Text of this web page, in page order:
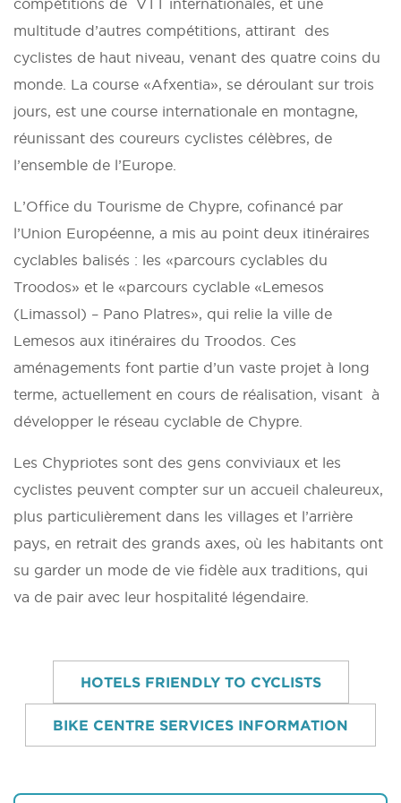
compétitions de VTT internationales, et une
multitude d’autres compétitions, attirant des
cyclistes de haut niveau, venant des quatre coins du
monde. La course «Afxentia», se déroulant sur trois
jours, est une course internationale en montagne,
réunissant des coureurs cyclistes célèbres, de
l’ensemble de l’Europe.
L’Office du Tourisme de Chypre, cofinancé par
l’Union Européenne, a mis au point deux itinéraires
cyclables balisés : les «parcours cyclables du
Troodos» et le «parcours cyclable «Lemesos
(Limassol) – Pano Platres», qui relie la ville de
Lemesos aux itinéraires du Troodos. Ces
aménagements font partie d’un vaste projet à long
terme, actuellement en cours de réalisation, visant à
développer le réseau cyclable de Chypre.
Les Chypriotes sont des gens conviviaux et les
cyclistes peuvent compter sur un accueil chaleureux,
plus particulièrement dans les villages et l’arrière
pays, en retrait des grands axes, où les habitants ont
su garder un mode de vie fidèle aux traditions, qui
va de pair avec leur hospitalité légendaire.
HOTELS FRIENDLY TO CYCLISTS
BIKE CENTRE SERVICES INFORMATION